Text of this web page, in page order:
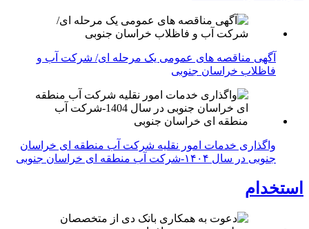
آگهی مناقصه های عمومی یک مرحله ای/ شرکت آب و
فاظلاب خراسان جنوبی
واگذاری خدمات امور نقلیه شرکت آب منطقه ای خراسان
جنوبی در سال ۱۴۰۴-شرکت آب منطقه ای خراسان جنوبی
استخدام